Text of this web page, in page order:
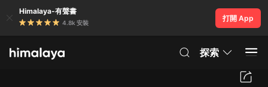
Himalaya-有聲書
4.8k 安裝
打開 App
探索